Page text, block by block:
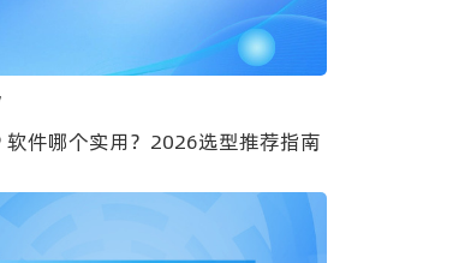
软件哪个实用？2026选型推荐指南